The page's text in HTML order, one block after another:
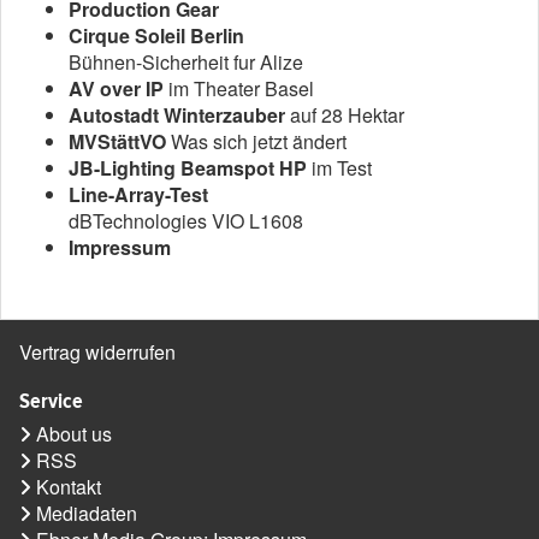
Production Gear
Cirque Soleil Berlin
Bühnen-Sicherheit fur Alize
AV over IP im Theater Basel
Autostadt Winterzauberauf 28 Hektar
MVStättVOWas sich jetzt ändert
JB-Lighting Beamspot HP im Test
Line-Array-Test
dBTechnologies VIO L1608
Impressum
Vertrag widerrufen
Service
About us
RSS
Kontakt
Mediadaten